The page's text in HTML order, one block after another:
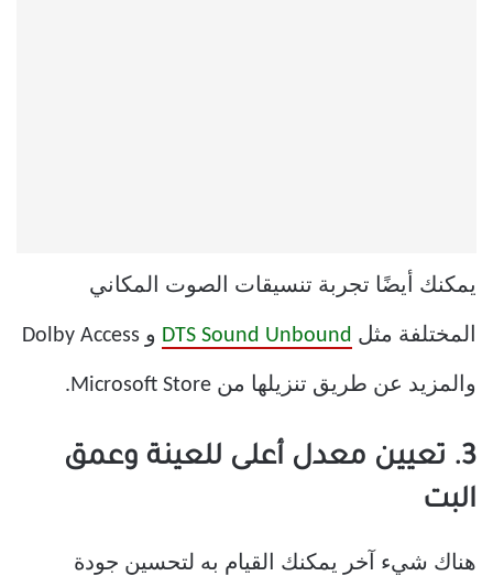
يمكنك أيضًا تجربة تنسيقات الصوت المكاني
المختلفة مثل DTS Sound Unbound و Dolby Access
والمزيد عن طريق تنزيلها من Microsoft Store.
3. تعيين معدل أعلى للعينة وعمق
البت
هناك شيء آخر يمكنك القيام به لتحسين جودة